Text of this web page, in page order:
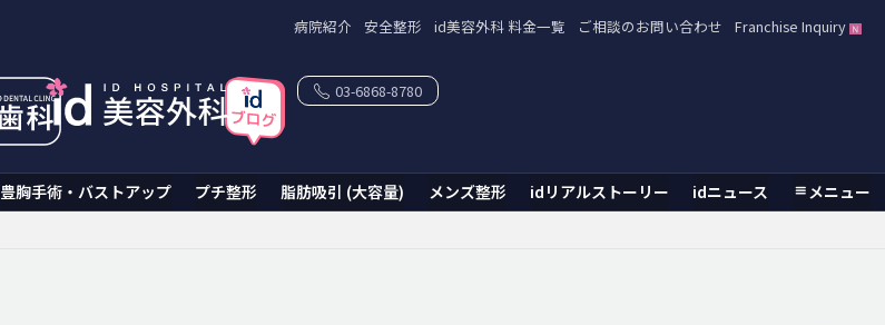
病院紹介 安全整形 id美容外科 料金一覧 ご相談のお問い合わせ Franchise Inquiry
豊胸手術・バストアップ プチ整形 脂肪吸引 (大容量) メンズ整形 idリアルストーリー idニュース メニュー
03-6868-8780